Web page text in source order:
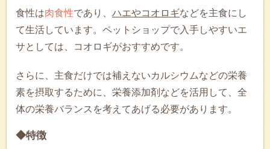
食性は肉食性であり、 ハエやコオロギなどを主食にし
て生活しています。ペットショップで入手しやすいエ
サとしては、コオロギがおすすめです。
さらに、主食だけでは補えないカルシウムなどの栄養
素を摂取するために、栄養添加剤などを活用して、全
体の栄養バランスを考えてあげる必要があります。
◆特徴